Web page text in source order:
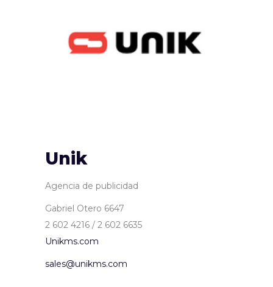
Unik
Agencia de publicidad
Gabriel Otero 6647
2 602 4216 / 2 602 6635
Unikms.com
sales@unikms.com